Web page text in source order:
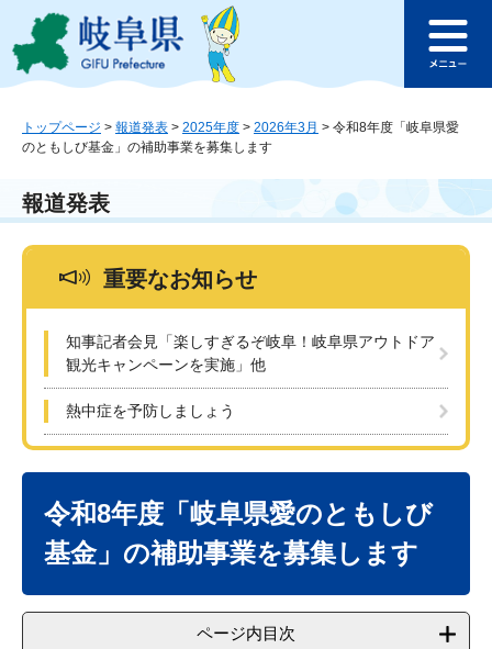
ジ
ュ
本
このページの本文へ
ュ
トップページ > 報道発表 > 2025年度 > 2026年3月 > 令和8年度「岐阜県愛
のともしび基金」の補助事業を募集します
報道発表
重要なお知らせ
知事記者会見「楽しすぎるぞ岐阜！岐阜県アウトドア
観光キャンペーンを実施」他
熱中症を予防しましょう
令和8年度「岐阜県愛のともしび
基金」の補助事業を募集します
ページ内目次